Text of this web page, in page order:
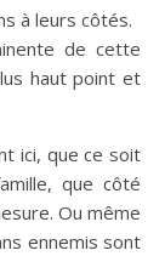
à leurs côtés.
de cette
haut point et
ici, que ce soit
que côté
Ou même
ennemis sont